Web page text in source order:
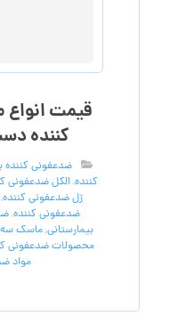
قیمت
کننده
ضدعفونی کننده
کننده,الکل ضدعفونی
ژل ضدعفونی کننده,
ضدعفونی کننده,
بیمارستانی,ماسک
محصولات ضدعفونی
مواد